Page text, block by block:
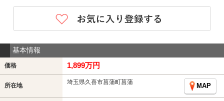
基本情報
価格 1,899万円
所在地 埼玉県久喜市菖蒲町菖蒲
MAP